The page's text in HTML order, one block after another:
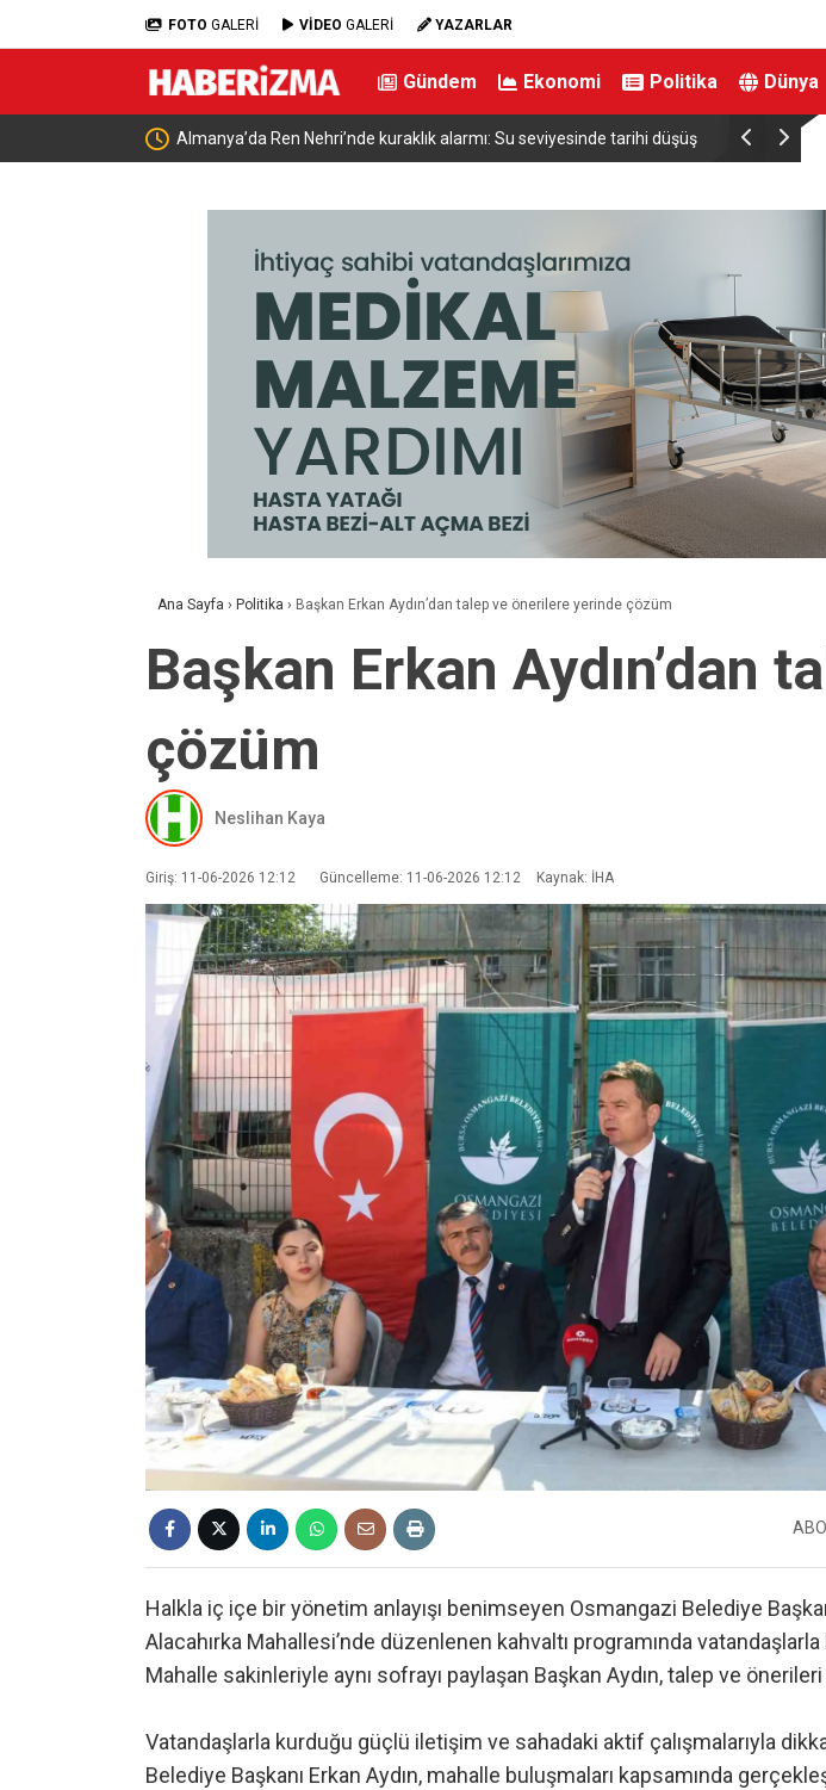
FOTO GALERİ VİDEO GALERİ YAZARLAR
Gündem Ekonomi Politika Dünya
Almanya’da Ren Nehri’nde kuraklık alarmı: Su seviyesinde tarihi düşüş Uludağ’da
Ana Sayfa › Politika › Başkan Erkan Aydın’dan talep ve önerilere yerinde çözüm
Başkan Erkan Aydın’dan
çözüm
Neslihan Kaya
Giriş: 11-06-2026 12:12 Güncelleme: 11-06-2026 12:12 Kaynak: İHA
Halkla iç içe bir yönetim anlayışı benimseyen Osmangazi Belediye
Alacahırka Mahallesi’nde düzenlenen kahvaltı programında
Mahalle sakinleriyle aynı sofrayı paylaşan Başkan Aydın, talep ve
Vatandaşlarla kurduğu güçlü iletişim ve sahadaki aktif çalışmalarıyla
Belediye Başkanı Erkan Aydın, mahalle buluşmaları kapsamında